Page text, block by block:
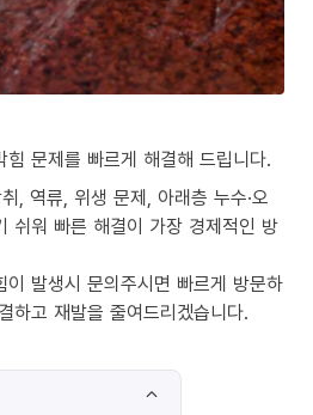
문제를 빠르게 해결해 드립니다.
, 역류, 위생 문제, 아래층 누수·오
쉬워 빠른 해결이 가장 경제적인 방
발생시 문의주시면 빠르게 방문하
하고 재발을 줄여드리겠습니다.